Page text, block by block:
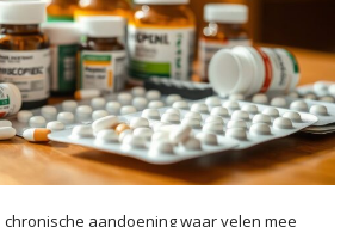
aandoening waar velen mee